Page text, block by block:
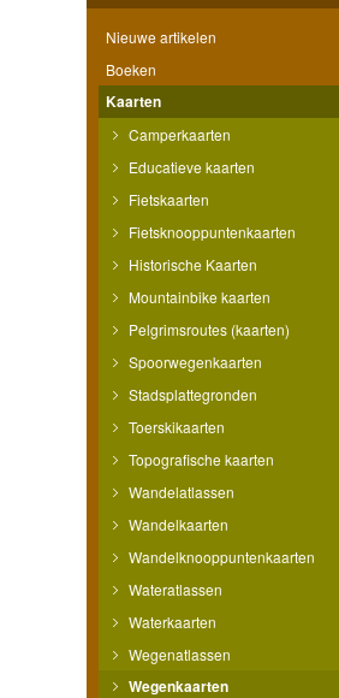
Nieuwe artikelen
Boeken
Kaarten
Camperkaarten
Educatieve kaarten
Fietskaarten
Fietsknooppuntenkaarten
Historische Kaarten
Mountainbike kaarten
Pelgrimsroutes (kaarten)
Spoorwegenkaarten
Stadsplattegronden
Toerskikaarten
Topografische kaarten
Wandelatlassen
Wandelkaarten
Wandelknooppuntenkaarten
Wateratlassen
Waterkaarten
Wegenatlassen
Wegenkaarten